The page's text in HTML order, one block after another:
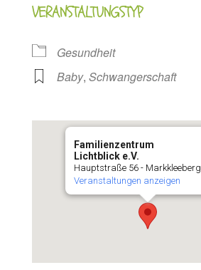
VERANSTALTUNGSTYP
Gesundheit
Baby, Schwangerschaft
Familienzentrum
Lichtblick e.V.
Hauptstraße 56 - Markkleeberg
Veranstaltungen anzeigen